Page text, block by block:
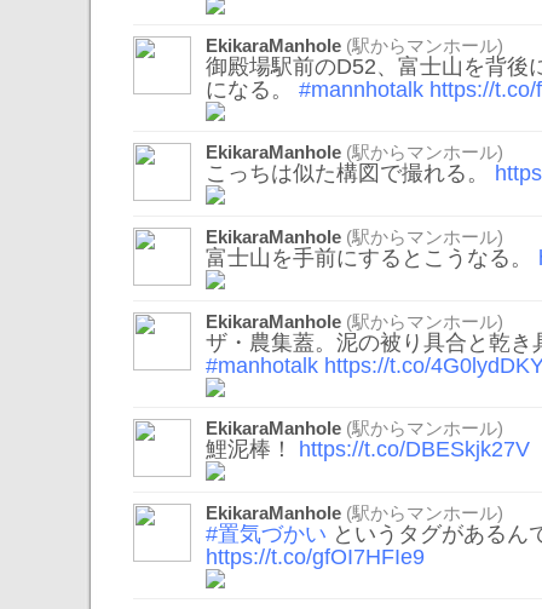
EkikaraManhole (駅からマンホール)
御殿場駅前のD52、富士山を背後
になる。 #mannhotalk https://
EkikaraManhole (駅からマンホール)
こっちは似た構図で撮れる。
EkikaraManhole (駅からマンホール)
富士山を手前にするとこうなる。
EkikaraManhole (駅からマンホール)
ザ・農集蓋。泥の被り具合と乾き
#manhotalk https://t.co/
EkikaraManhole (駅からマンホール)
鯉泥棒！ https://t.co/DBESkjk27V
EkikaraManhole (駅からマンホール)
#置気づかい というタグがあるん
https://t.co/gfOI7HFIe9